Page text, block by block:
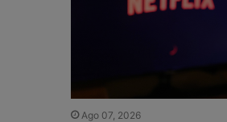
Ago 07, 2026